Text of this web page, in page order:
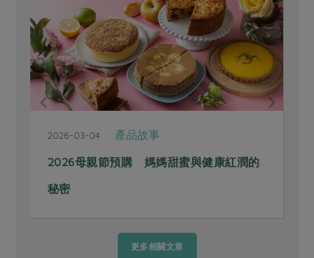
2026-03-04 產品故事
2026母親節預購 媽媽甜蜜與健康紅潤的
秘密
更多相關文章